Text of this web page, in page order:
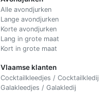
Alle avondjurken
Lange avondjurken
Korte avondjurken
Lang in grote maat
Kort in grote maat
Vlaamse klanten
Cocktailkleedjes / Cocktailkledij
Galakleedjes / Galakledij